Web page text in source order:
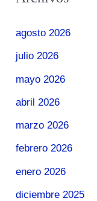
agosto 2026
julio 2026
mayo 2026
abril 2026
marzo 2026
febrero 2026
enero 2026
diciembre 2025